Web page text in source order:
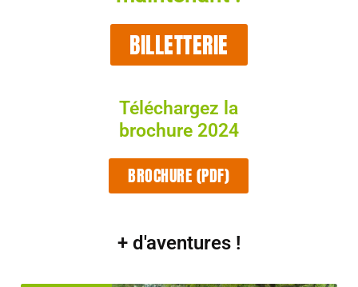
BILLETTERIE
Téléchargez la
brochure 2024
BROCHURE (PDF)
+ d'aventures !